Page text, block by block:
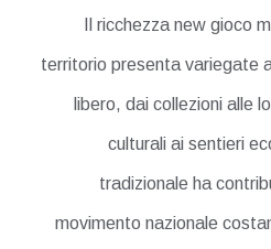
Il ricchezza new gioco
territorio presenta variegate
libero, dai collezioni alle
culturali ai sentieri
tradizionale ha
movimento nazionale